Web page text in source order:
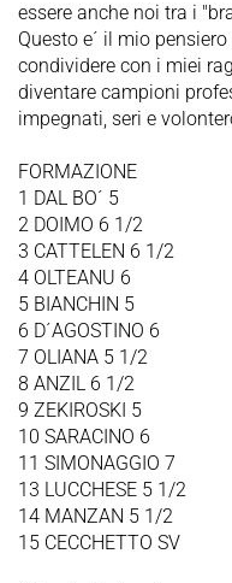
essere anche noi tra i
Questo e´ il mio
condividere con i miei
diventare campioni
impegnati, seri e
FORMAZIONE
1 DAL BO´ 5
2 DOIMO 6 1/2
3 CATTELEN 6 1/2
4 OLTEANU 6
5 BIANCHIN 5
6 D´AGOSTINO 6
7 OLIANA 5 1/2
8 ANZIL 6 1/2
9 ZEKIROSKI 5
10 SARACINO 6
11 SIMONAGGIO 7
13 LUCCHESE 5 1/2
14 MANZAN 5 1/2
15 CECCHETTO SV